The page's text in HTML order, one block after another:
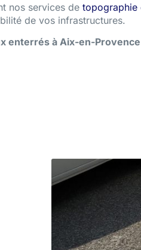
nos services de topographie
de vos infrastructures.
enterrés à Aix-en-